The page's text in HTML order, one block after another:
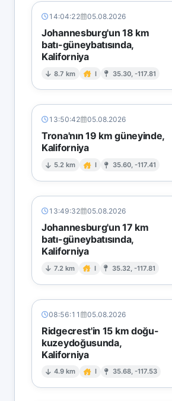
14:04:22 05.08.2026
Johannesburg'un 18 km
batı-güneybatısında,
Kaliforniya
8.7 km I 35.30, -117.81
13:50:42 05.08.2026
Trona'nın 19 km güneyinde,
Kaliforniya
5.2 km I 35.60, -117.41
13:49:32 05.08.2026
Johannesburg'un 17 km
batı-güneybatısında,
Kaliforniya
7.2 km I 35.32, -117.81
08:56:11 05.08.2026
Ridgecrest'in 15 km doğu-
kuzeydoğusunda,
Kaliforniya
4.9 km I 35.68, -117.53